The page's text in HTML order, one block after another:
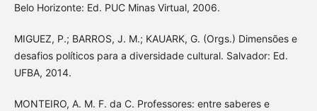
Belo Horizonte: Ed. PUC Minas Virtual, 2006.
MIGUEZ, P.; BARROS, J. M.; KAUARK, G. (Orgs.) Dimensões e
desafios políticos para a diversidade cultural. Salvador: Ed.
UFBA, 2014.
MONTEIRO, A. M. F. da C. Professores: entre saberes e